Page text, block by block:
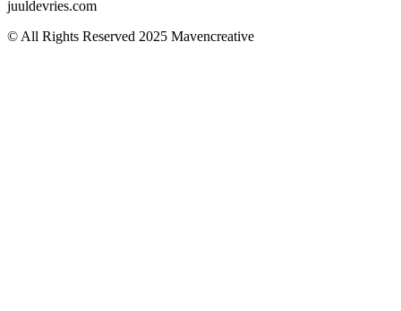
juuldevries.com
© All Rights Reserved 2025 Mavencreative